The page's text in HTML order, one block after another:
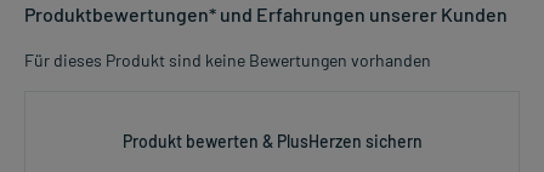
Produktbewertungen* und Erfahrungen unserer Kunden
Für dieses Produkt sind keine Bewertungen vorhanden
Produkt bewerten & PlusHerzen sichern